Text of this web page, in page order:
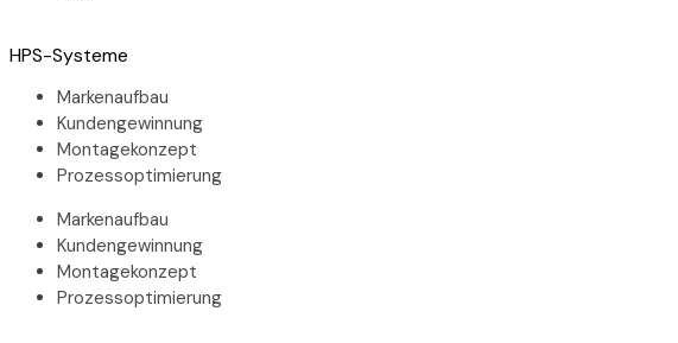
HPS-Systeme
Markenaufbau
Kundengewinnung
Montagekonzept
Prozessoptimierung
Markenaufbau
Kundengewinnung
Montagekonzept
Prozessoptimierung